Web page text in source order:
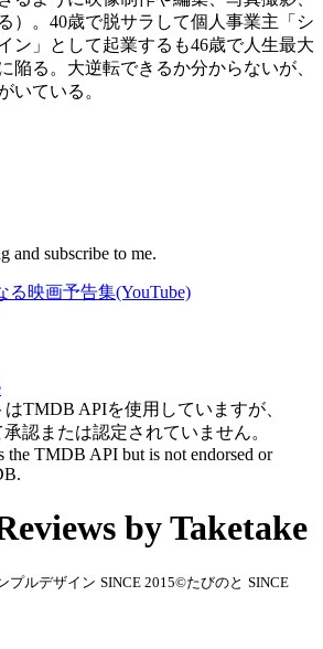
）。40歳で脱サラして個人事業主「シ
ン」として起業するも46歳で人生最大
陥る。大逆転できるか分からないが、
いている。
and subscribe to me.
る映画予告集(YouTube)
TMDB APIを使用していますが、
認または認定されていません。
the TMDB API but is not endorsed or
by Taketake
プルデザイン SINCE 2015©たびのと SINCE